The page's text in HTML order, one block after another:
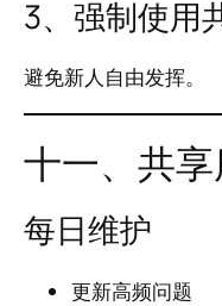
3、强制使用
避免新人自由发挥。
十一、共
每日维护
更新高频问题